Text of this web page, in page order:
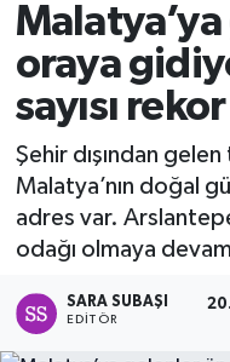
oraya
sayısı
Şehir dışından
Malatya’nın doğal
adres var.
odağı olmaya
SARA SUBAŞI
EDITÖR
Yaşam